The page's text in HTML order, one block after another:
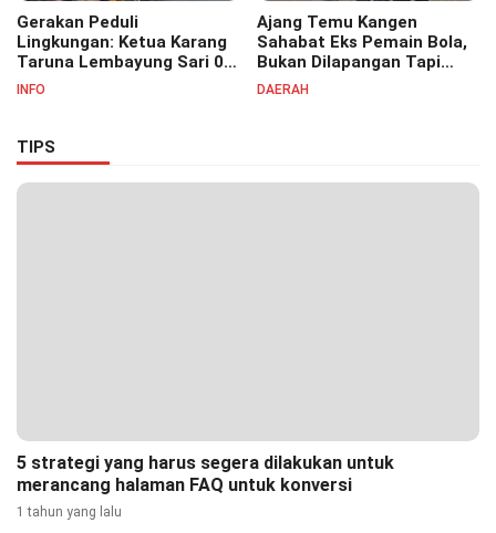
Gerakan Peduli
Lingkungan: Ketua Karang
Taruna Lembayung Sari 09
Irvan Permana Ajak
INFO
Ajang Temu Kangen
Sahabat Eks Pemain Bola,
Bukan Dilapangan Tapi
Ditongkrongan
DAERAH
TIPS
5 strategi yang harus segera dilakukan untuk
merancang halaman FAQ untuk konversi
1 tahun yang lalu